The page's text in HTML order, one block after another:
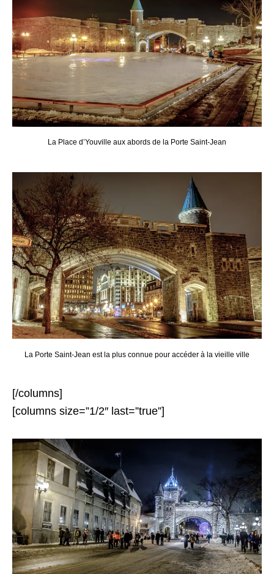
La Place d’Youville aux abords de la Porte Saint-Jean
La Porte Saint-Jean est la plus connue pour accéder à la vieille ville
[/columns]
[columns size=”1/2″ last=”true”]